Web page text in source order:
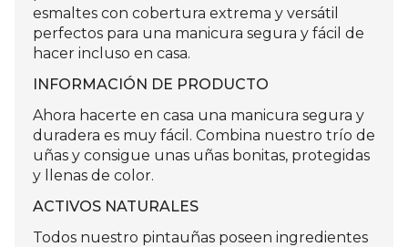
esmaltes con cobertura extrema y versátil
perfectos para una manicura segura y fácil de
hacer incluso en casa.
INFORMACIÓN DE PRODUCTO
Ahora hacerte en casa una manicura segura y
duradera es muy fácil. Combina nuestro trío de
uñas y consigue unas uñas bonitas, protegidas
y llenas de color.
ACTIVOS NATURALES
Todos nuestro pintauñas poseen ingredientes